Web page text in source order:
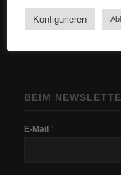
BEIM
E-Mail
Konfigurieren